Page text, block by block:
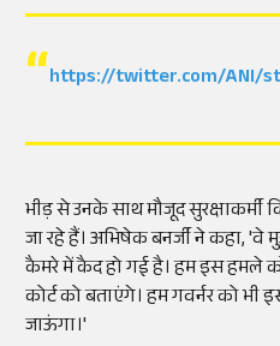
https://twitter.com/ANI/
भीड़ से उनके साथ मौजूद
जा रहे हैं। अभिषेक बनर्जी ने कहा, 'वे
कैमरे में कैद हो गई है। हम इस हमले
कोर्ट को बताएंगे। हम गवर्नर को भी
जाऊंगा।'